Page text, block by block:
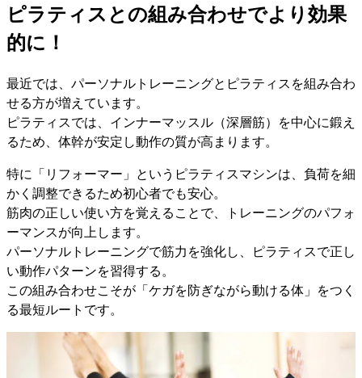
ピラティスとの組み合わせでより効果
的に！
最近では、パーソナルトレーニングとピラティスを組み合わ
せる方が増えています。
ピラティスでは、インナーマッスル（深層筋）を中心に鍛え
るため、体幹が安定し動作の質が高まります。
特に「リフォーマー」というピラティスマシンは、負荷を細
かく調整できるため初心者でも安心。
筋肉の正しい使い方を覚えることで、トレーニングのパフォ
ーマンスが向上します。
パーソナルトレーニングで筋力を強化し、ピラティスで正し
い動作パターンを習得する。
この組み合わせこそが「ケガを防ぎながら動ける体」をつく
る最短ルートです。